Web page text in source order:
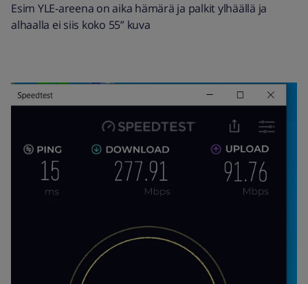
Esim YLE-areena on aika hämärä ja palkit ylhäällä ja
alhaalla ei siis koko 55” kuva